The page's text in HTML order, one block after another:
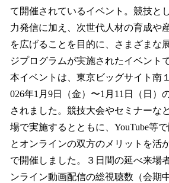
て開催されているイベント。競技と
力発信に加え、次世代人材の育成や
を広げることを目的に、さまざまな
ジプログラムが実施されたイベントで
本イベントは、東京ビッグサイト南
026年1月9日（金）〜1月11日（日）
されました。競技大会やセミナーな
場で実施するとともに、YouTube等
とオンラインの双方のメリットを活
で開催しました。３日間の延べ来場
ンライン動画配信の総視聴数（会期